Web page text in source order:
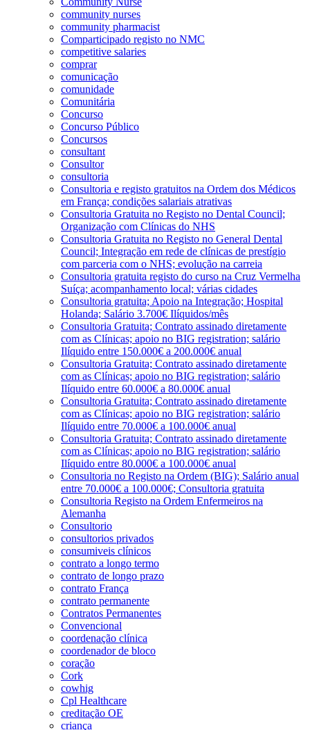
community nurses
community pharmacist
Comparticipado registo no NMC
competitive salaries
comprar
comunicação
comunidade
Comunitária
Concurso
Concurso Público
Concursos
consultant
Consultor
consultoria
Consultoria e registo gratuitos na Ordem dos Médicos
em França; condições salariais atrativas
Consultoria Gratuita no Registo no Dental Council;
Organização com Clínicas do NHS
Consultoria Gratuita no Registo no General Dental
Council; Integração em rede de clínicas de prestígio
com parceria com o NHS; evolução na carreia
Consultoria gratuita registo do curso na Cruz Vermelha
Suíça; acompanhamento local; várias cidades
Consultoria gratuita; Apoio na Integração; Hospital
Holanda; Salário 3.700€ Ilíquidos/mês
Consultoria Gratuita; Contrato assinado diretamente
com as Clínicas; apoio no BIG registration; salário
Ilíquido entre 150.000€ a 200.000€ anual
Consultoria Gratuita; Contrato assinado diretamente
com as Clínicas; apoio no BIG registration; salário
Ilíquido entre 60.000€ a 80.000€ anual
Consultoria Gratuita; Contrato assinado diretamente
com as Clínicas; apoio no BIG registration; salário
Ilíquido entre 70.000€ a 100.000€ anual
Consultoria Gratuita; Contrato assinado diretamente
com as Clínicas; apoio no BIG registration; salário
Ilíquido entre 80.000€ a 100.000€ anual
Consultoria no Registo na Ordem (BIG); Salário anual
entre 70.000€ a 100.000€; Consultoria gratuita
Consultoria Registo na Ordem Enfermeiros na
Alemanha
Consultorio
consultorios privados
consumiveis clínicos
contrato a longo termo
contrato de longo prazo
contrato França
contrato permanente
Contratos Permanentes
Convencional
coordenação clínica
coordenador de bloco
coração
Cork
cowhig
Cpl Healthcare
creditação OE
criança